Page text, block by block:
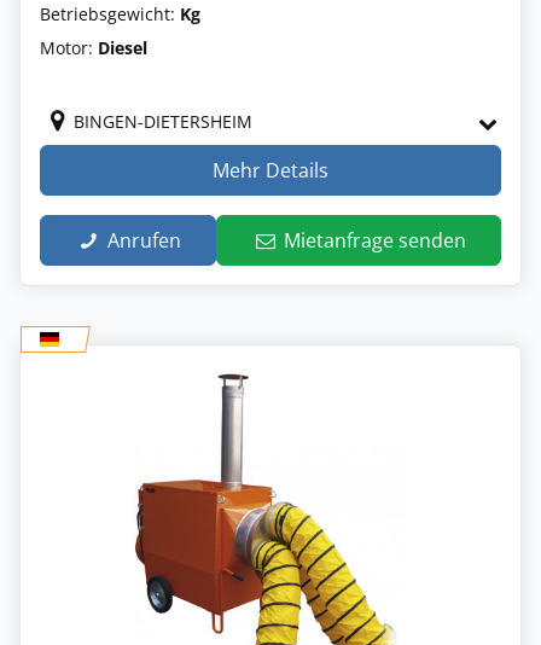
Betriebsgewicht: Kg
Motor: Diesel
BINGEN-DIETERSHEIM
Mehr Details
Anrufen Mietanfrage senden